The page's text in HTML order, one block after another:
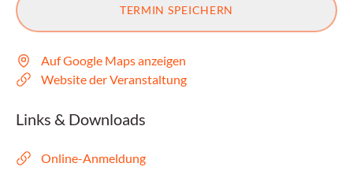
TERMIN SPEICHERN
Auf Google Maps anzeigen
Website der Veranstaltung
Links & Downloads
Online-Anmeldung